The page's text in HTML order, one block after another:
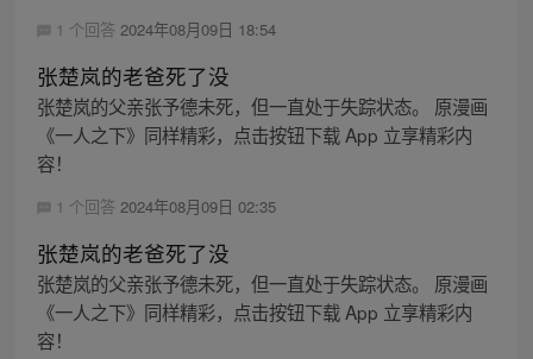
1 个回答 2024年08月09日 18:54
张楚岚的老爸死了没
张楚岚的父亲张予德未死，但一直处于失踪状态。 原漫画
《一人之下》同样精彩，点击按钮下载 App 立享精彩内
容！
1 个回答 2024年08月09日 02:35
张楚岚的老爸死了没
张楚岚的父亲张予德未死，但一直处于失踪状态。 原漫画
《一人之下》同样精彩，点击按钮下载 App 立享精彩内
容！